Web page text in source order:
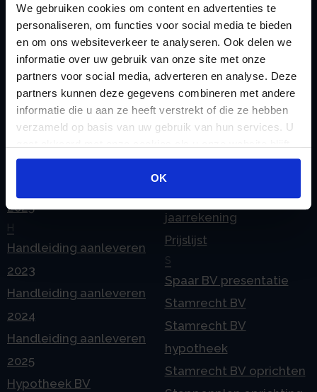
We gebruiken cookies om content en advertenties te
personaliseren, om functies voor social media te bieden
en om ons websiteverkeer te analyseren. Ook delen we
informatie over uw gebruik van onze site met onze
partners voor social media, adverteren en analyse. Deze
partners kunnen deze gegevens combineren met andere
informatie die u aan ze heeft verstrekt of die ze hebben
verzameld op basis van uw gebruik van hun services. U
gebruiken.
OK
Fiscale waardering
Flex BV oprichten of
omzetten
Geleidebiljet jaarstukken
2023
2024
Geleidebiljet jaarstukken
2025
H
Handleiding aanleveren
2023
Handleiding aanleveren
2024
Handleiding aanleveren
2025
Hypotheek BV
Overgang naar
Stamrecht BV
P
Pensioen BV
Pensioen BV bij
overlijden
Pensioen BV en
echtscheiding
jaarrekening
Prijslijst
S
Spaar BV presentatie
Stamrecht BV
Stamrecht BV
hypotheek
Stamrecht BV oprichten